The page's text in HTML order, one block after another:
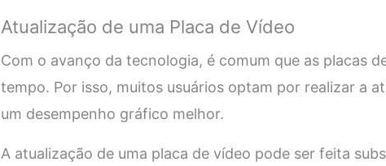
Atualização de uma Placa de Vídeo
Com o avanço da tecnologia, é comum que as placas
tempo. Por isso, muitos usuários optam por realizar a
um desempenho gráfico melhor.
A atualização de uma placa de vídeo pode ser feita